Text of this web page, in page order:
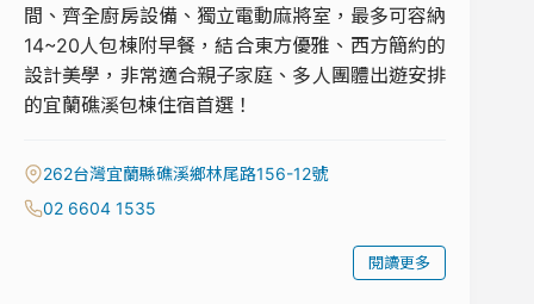
間、齊全廚房設備、獨立電動麻將室，最多可容納
14~20人包棟附早餐，結合東方優雅、西方簡約的
設計美學，非常適合親子家庭、多人團體出遊安排
的宜蘭礁溪包棟住宿首選！
262台灣宜蘭縣礁溪鄉林尾路156-12號
02 6604 1535
閱讀更多